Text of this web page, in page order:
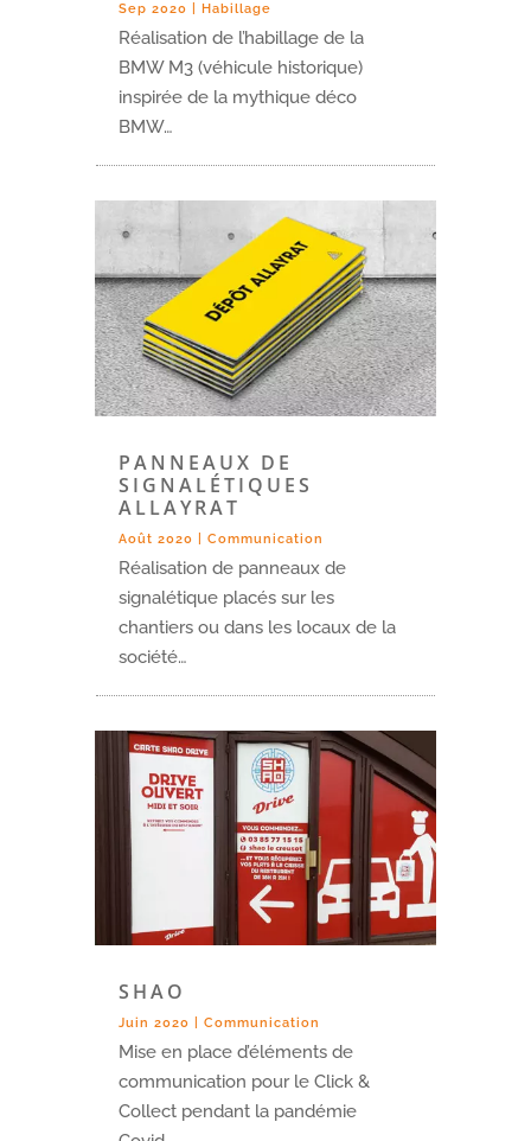
Sep 2020 Habillage
Réalisation de l’habillage de la
BMW M3 (véhicule historique)
inspirée de la mythique déco
BMW…
PANNEAUX DE
SIGNALÉTIQUES
ALLAYRAT
Août 2020 Communication
Réalisation de panneaux de
signalétique placés sur les
chantiers ou dans les locaux de la
société…
SHAO
Juin 2020 Communication
Mise en place d’éléments de
communication pour le Click &
Collect pendant la pandémie